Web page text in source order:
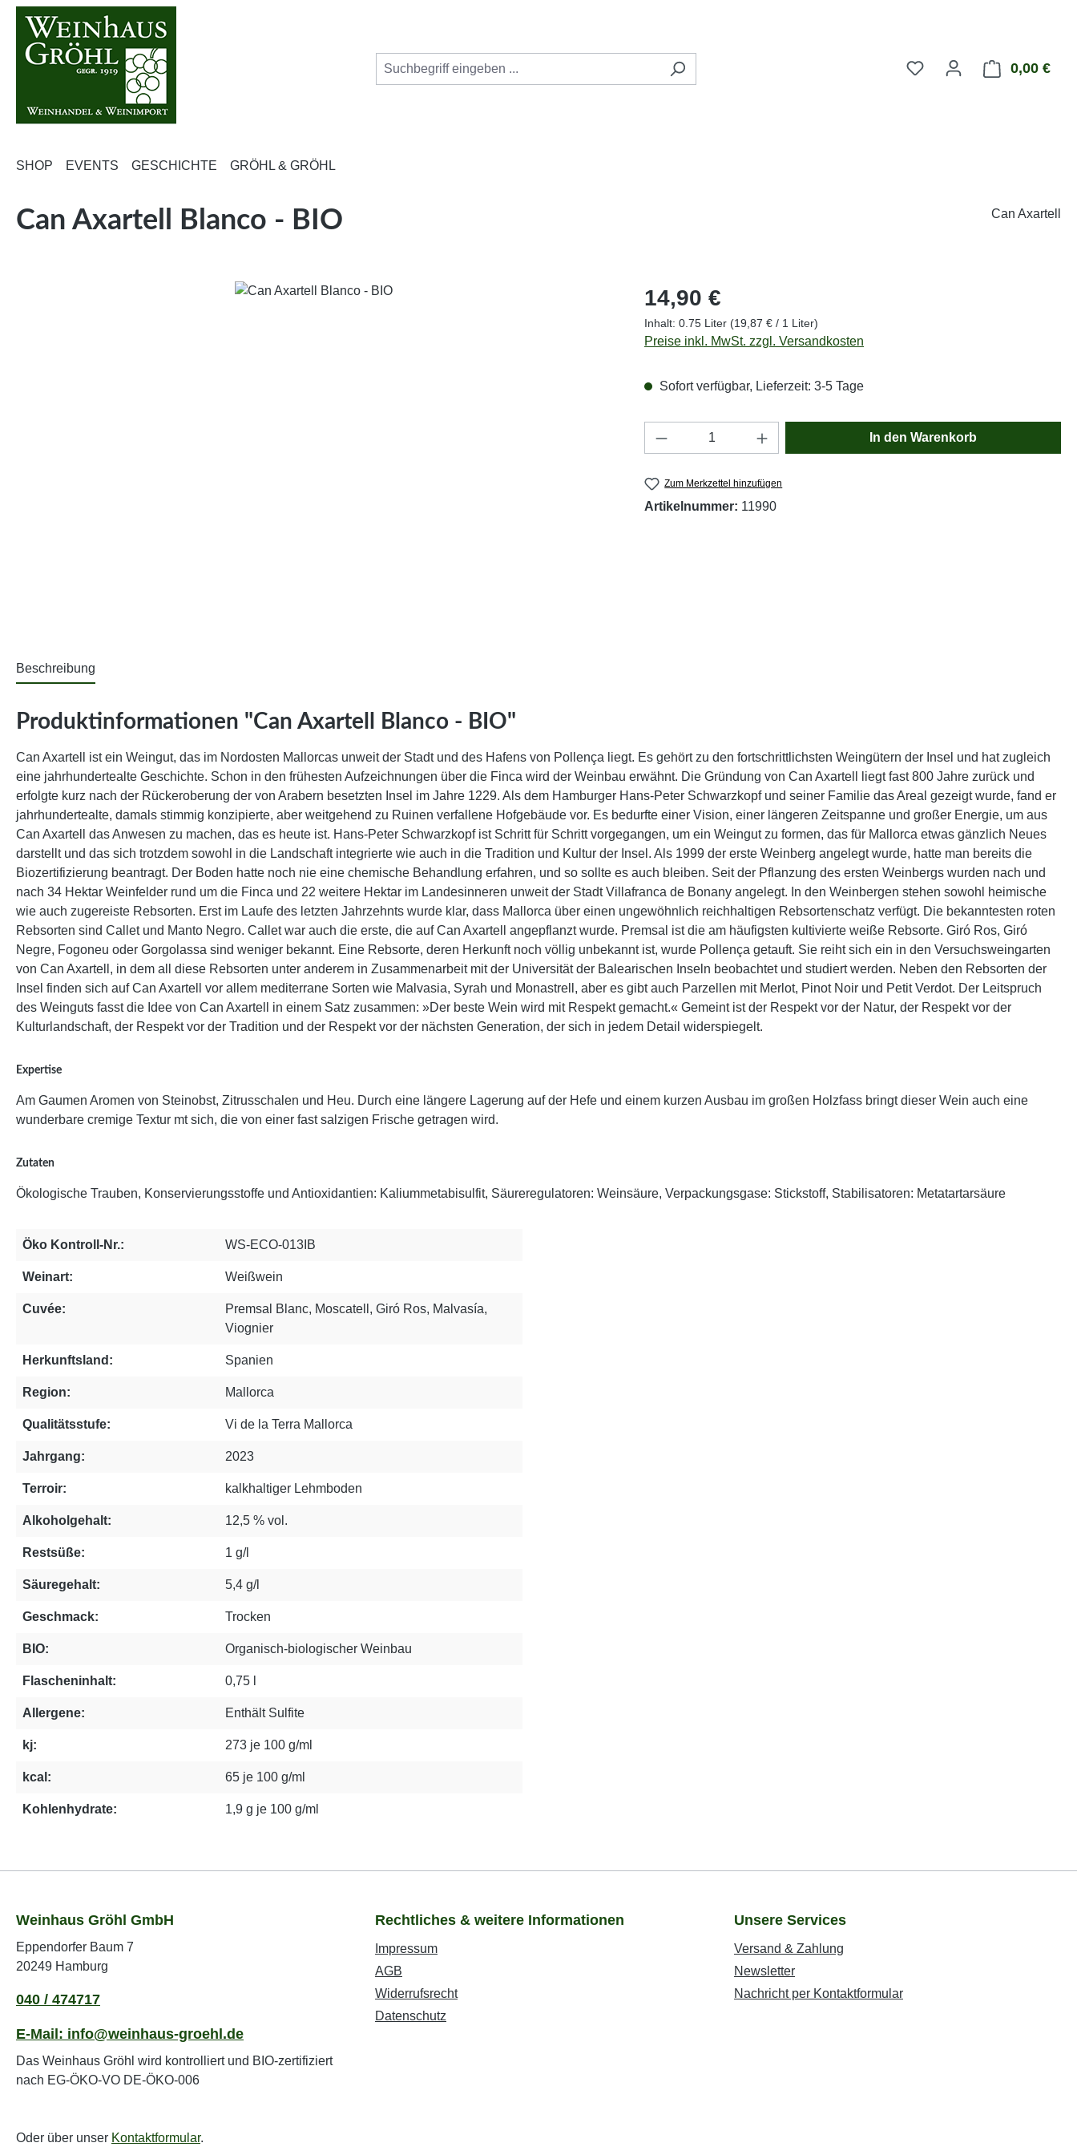
Hauptinhalt springen
Zur Suche springen
Zur Hauptnavigation springen
0,00 €
SHOP EVENTS GESCHICHTE GRÖHL & GRÖHL
Can Axartell Blanco - BIO Can Axartell
Regulärer Preis:
14,90 €
Inhalt: 0.75 Liter (19,87 € / 1 Liter)
Preise inkl. MwSt. zzgl. Versandkosten
Sofort verfügbar, Lieferzeit: 3-5 Tage
Produkt Anzahl: Gib den gewünschten Wert ein
In den Warenkorb
Zum Merkzettel hinzufügen
Artikelnummer: 11990
Beschreibung
Produktinformationen "Can Axartell Blanco - BIO"
Can Axartell ist ein Weingut, das im Nordosten Mallorcas unweit der Stadt und des Hafens von Pollença liegt. Es gehört zu den fortschrittlichsten Weingütern der Insel und hat zugleich
eine jahrhundertealte Geschichte. Schon in den frühesten Aufzeichnungen über die Finca wird der Weinbau erwähnt. Die Gründung von Can Axartell liegt fast 800 Jahre zurück und
erfolgte kurz nach der Rückeroberung der von Arabern besetzten Insel im Jahre 1229. Als dem Hamburger Hans-Peter Schwarzkopf und seiner Familie das Areal gezeigt wurde, fand er
jahrhundertealte, damals stimmig konzipierte, aber weitgehend zu Ruinen verfallene Hofgebäude vor. Es bedurfte einer Vision, einer längeren Zeitspanne und großer Energie, um aus
Can Axartell das Anwesen zu machen, das es heute ist. Hans-Peter Schwarzkopf ist Schritt für Schritt vorgegangen, um ein Weingut zu formen, das für Mallorca etwas gänzlich Neues
darstellt und das sich trotzdem sowohl in die Landschaft integrierte wie auch in die Tradition und Kultur der Insel. Als 1999 der erste Weinberg angelegt wurde, hatte man bereits die
Biozertifizierung beantragt. Der Boden hatte noch nie eine chemische Behandlung erfahren, und so sollte es auch bleiben. Seit der Pflanzung des ersten Weinbergs wurden nach und
nach 34 Hektar Weinfelder rund um die Finca und 22 weitere Hektar im Landesinneren unweit der Stadt Villafranca de Bonany angelegt. In den Weinbergen stehen sowohl heimische
wie auch zugereiste Rebsorten. Erst im Laufe des letzten Jahrzehnts wurde klar, dass Mallorca über einen ungewöhnlich reichhaltigen Rebsortenschatz verfügt. Die bekanntesten roten
Rebsorten sind Callet und Manto Negro. Callet war auch die erste, die auf Can Axartell angepflanzt wurde. Premsal ist die am häufigsten kultivierte weiße Rebsorte. Giró Ros, Giró
Negre, Fogoneu oder Gorgolassa sind weniger bekannt. Eine Rebsorte, deren Herkunft noch völlig unbekannt ist, wurde Pollença getauft. Sie reiht sich ein in den Versuchsweingarten
von Can Axartell, in dem all diese Rebsorten unter anderem in Zusammenarbeit mit der Universität der Balearischen Inseln beobachtet und studiert werden. Neben den Rebsorten der
Insel finden sich auf Can Axartell vor allem mediterrane Sorten wie Malvasia, Syrah und Monastrell, aber es gibt auch Parzellen mit Merlot, Pinot Noir und Petit Verdot. Der Leitspruch
des Weinguts fasst die Idee von Can Axartell in einem Satz zusammen: »Der beste Wein wird mit Respekt gemacht.« Gemeint ist der Respekt vor der Natur, der Respekt vor der
Kulturlandschaft, der Respekt vor der Tradition und der Respekt vor der nächsten Generation, der sich in jedem Detail widerspiegelt.
Expertise
Am Gaumen Aromen von Steinobst, Zitrusschalen und Heu. Durch eine längere Lagerung auf der Hefe und einem kurzen Ausbau im großen Holzfass bringt dieser Wein auch eine
wunderbare cremige Textur mt sich, die von einer fast salzigen Frische getragen wird.
Zutaten
Ökologische Trauben, Konservierungsstoffe und Antioxidantien: Kaliummetabisulfit, Säureregulatoren: Weinsäure, Verpackungsgase: Stickstoff, Stabilisatoren: Metatartarsäure
Öko Kontroll-Nr.: WS-ECO-013IB
Weinart: Weißwein
Cuvée:
Premsal Blanc, Moscatell, Giró Ros, Malvasía,
Viognier
Herkunftsland: Spanien
Region: Mallorca
Qualitätsstufe: Vi de la Terra Mallorca
Jahrgang: 2023
Terroir: kalkhaltiger Lehmboden
Alkoholgehalt: 12,5 % vol.
Restsüße: 1 g/l
Säuregehalt: 5,4 g/l
Geschmack: Trocken
BIO: Organisch-biologischer Weinbau
Flascheninhalt: 0,75 l
Allergene: Enthält Sulfite
kj: 273 je 100 g/ml
kcal: 65 je 100 g/ml
Kohlenhydrate: 1,9 g je 100 g/ml
Weinhaus Gröhl GmbH
Eppendorfer Baum 7
20249 Hamburg
040 / 474717
E-Mail: info@weinhaus-groehl.de
Das Weinhaus Gröhl wird kontrolliert und BIO-zertifiziert
nach EG-ÖKO-VO DE-ÖKO-006
Oder über unser Kontaktformular.
Rechtliches & weitere Informationen
Impressum
AGB
Widerrufsrecht
Datenschutz
Unsere Services
Versand & Zahlung
Newsletter
Nachricht per Kontaktformular